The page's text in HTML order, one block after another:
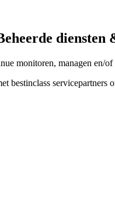
diensten
monitoren, managen en/
bestinclass servicepartners